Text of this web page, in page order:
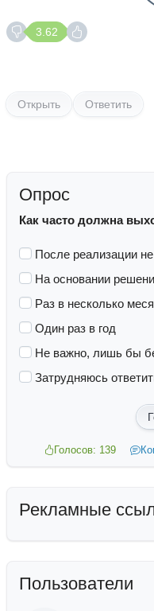
3.62
Открыть Ответить
Опрос
Как часто должна
После реализации
На основании
Раз в несколько
Один раз в год
Не важно, лишь бы
Затрудняюсь
Голосов: 139
Рекламные
Пользователи